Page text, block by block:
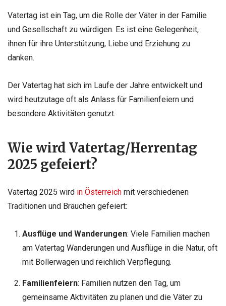
Vatertag ist ein Tag, um die Rolle der Väter in der Familie
und Gesellschaft zu würdigen. Es ist eine Gelegenheit,
ihnen für ihre Unterstützung, Liebe und Erziehung zu
danken.
Der Vatertag hat sich im Laufe der Jahre entwickelt und
wird heutzutage oft als Anlass für Familienfeiern und
besondere Aktivitäten genutzt.
Wie wird Vatertag/Herrentag
2025 gefeiert?
Vatertag 2025 wird in Österreich mit verschiedenen
Traditionen und Bräuchen gefeiert:
Ausflüge und Wanderungen: Viele Familien machen
am Vatertag Wanderungenund Ausflüge in die Natur, oft
mit Bollerwagen und reichlich Verpflegung.
Familienfeiern: Familien nutzen den Tag, um
gemeinsame Aktivitäten zu planen und die Väter zu